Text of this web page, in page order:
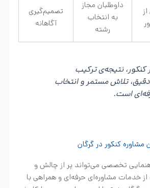
داوطلبان مجاز
به انتخاب
رشته
تصمیم‌گیری
آگاهانه
نتیجه‌ی ترکیب
دقیق، تلاش مستمر و انتخاب
است.
مشاوره کنکور در گرگان
تخصصی می‌تواند پر از چالش و
از خدمات مشاوره‌ای حرفه‌ای و همراهی با